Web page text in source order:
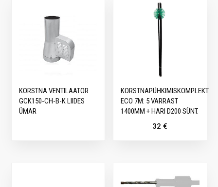
KORSTNA VENTILAATOR
GCK150-CH-B-K LIIDES
ÜMAR
KORSTNAPÜHKIMISKOMPLEKT
ECO 7M: 5 VARRAST
1400MM + HARI D200 SÜNT.
32€